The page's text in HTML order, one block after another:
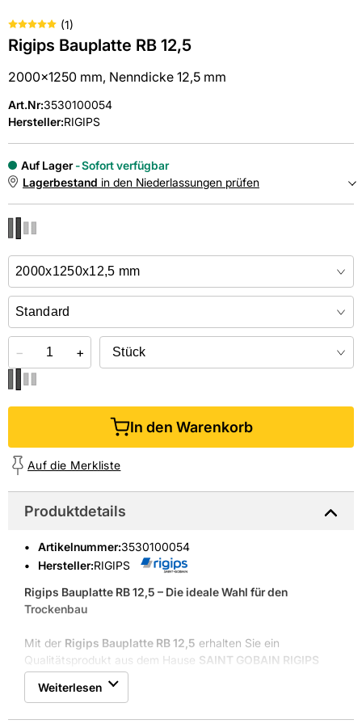
(1)
Rigips Bauplatte RB 12,5
2000x1250 mm, Nenndicke 12,5 mm
Art.Nr:3530100054
Hersteller:RIGIPS
Auf Lager
Sofort verfügbar
Lagerbestand in den Niederlassungen prüfen
Online kaufen &kostenlos
− +
In den Warenkorb
Auf die Merkliste
Produktdetails
Artikelnummer:3530100054
Hersteller:RIGIPS
Rigips Bauplatte RB 12,5 – Die ideale Wahl für den
Trockenbau
Mit der Rigips Bauplatte RB 12,5 erhalten Sie ein
Qualitätsprodukt aus dem Hause SAINT GOBAIN RIGIPS
GMBH. Diese Standard-Gipsplatte eignet sich perfekt für
den Einsatz im Innenbereich. Die Bauplatte ist vielseitig
Weiterlesen